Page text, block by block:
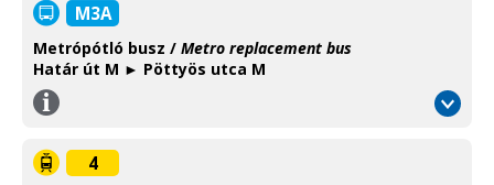
M3A
Metrópótló busz / Metro replacement bus
Határ út M ► Pöttyös utca M
Információ
Information
4